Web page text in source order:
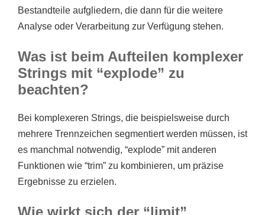
Bestandteile aufgliedern, die dann für die weitere
Analyse oder Verarbeitung zur Verfügung stehen.
Was ist beim Aufteilen komplexer
Strings mit “explode” zu
beachten?
Bei komplexeren Strings, die beispielsweise durch
mehrere Trennzeichen segmentiert werden müssen, ist
es manchmal notwendig, “explode” mit anderen
Funktionen wie “trim” zu kombinieren, um präzise
Ergebnisse zu erzielen.
Wie wirkt sich der “limit”